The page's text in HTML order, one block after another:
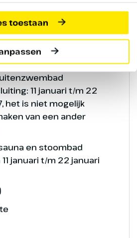
toestaan
Beaver Creek Tavern
& Lounge met gezellige
Passage
11 januari t/m 22
het is niet mogelijk
van een ander
en stoombad
januari t/m 22 januari